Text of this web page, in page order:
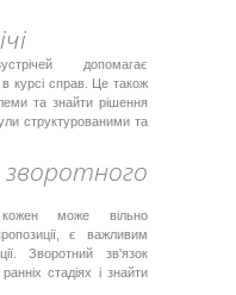
допомагає
в курсі справ. Це також
та знайти рішення
структурованими та
зворотного
може вільно
є важливим
Зворотний зв'язок
стадіях і знайти